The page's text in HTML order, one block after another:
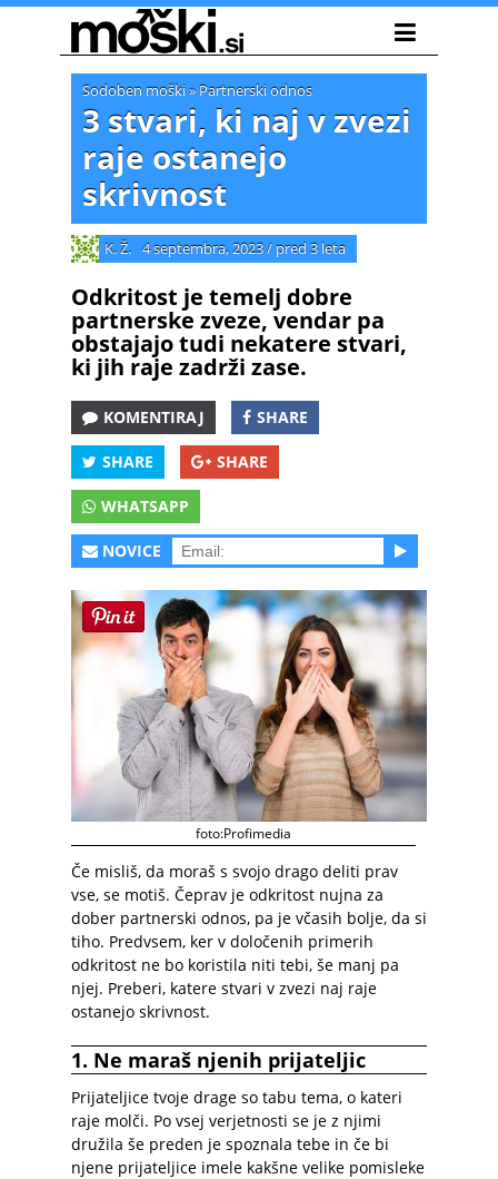
Sodoben moški» Partnerski odnos
3 stvari, ki naj v zvezi
raje ostanejo
skrivnost
K. Ž. 4 septembra, 2023/ pred 3 leta
Odkritost je temelj dobre
partnerske zveze, vendar pa
obstajajo tudi nekatere stvari,
ki jih raje zadrži zase.
KOMENTIRAJ SHARE
SHARE SHARE
WHATSAPP
NOVICE
foto:Profimedia
Če misliš, da moraš s svojo drago deliti prav
vse, se motiš. Čeprav je odkritost nujna za
dober partnerski odnos, pa je včasih bolje, da si
tiho. Predvsem, ker v določenih primerih
odkritost ne bo koristila niti tebi, še manj pa
njej. Preberi, katere stvari v zvezi naj raje
ostanejo skrivnost.
1. Ne maraš njenih prijateljic
Prijateljice tvoje drage so tabu tema, o kateri
raje molči. Po vsej verjetnosti se je z njimi
družila še preden je spoznala tebe in če bi
njene prijateljice imele kakšne velike pomisleke